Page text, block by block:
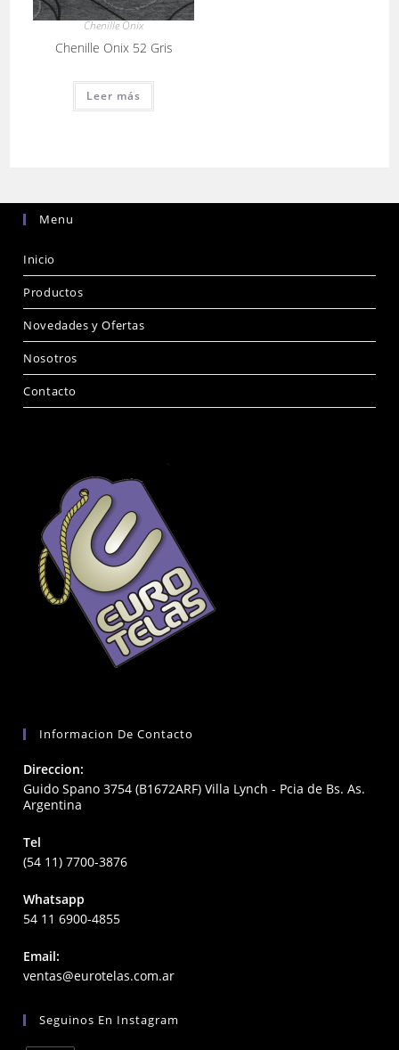
Chenille Onix
Chenille Onix 52 Gris
Leer más
Menu
Inicio
Productos
Novedades y Ofertas
Nosotros
Contacto
Informacion De Contacto
Direccion:
Guido Spano 3754 (B1672ARF) Villa Lynch - Pcia de Bs. As.
Argentina
Tel
(54 11) 7700-3876
Whatsapp
54 11 6900-4855
Email:
ventas@eurotelas.com.arOpens
application
Seguinos En Instagram